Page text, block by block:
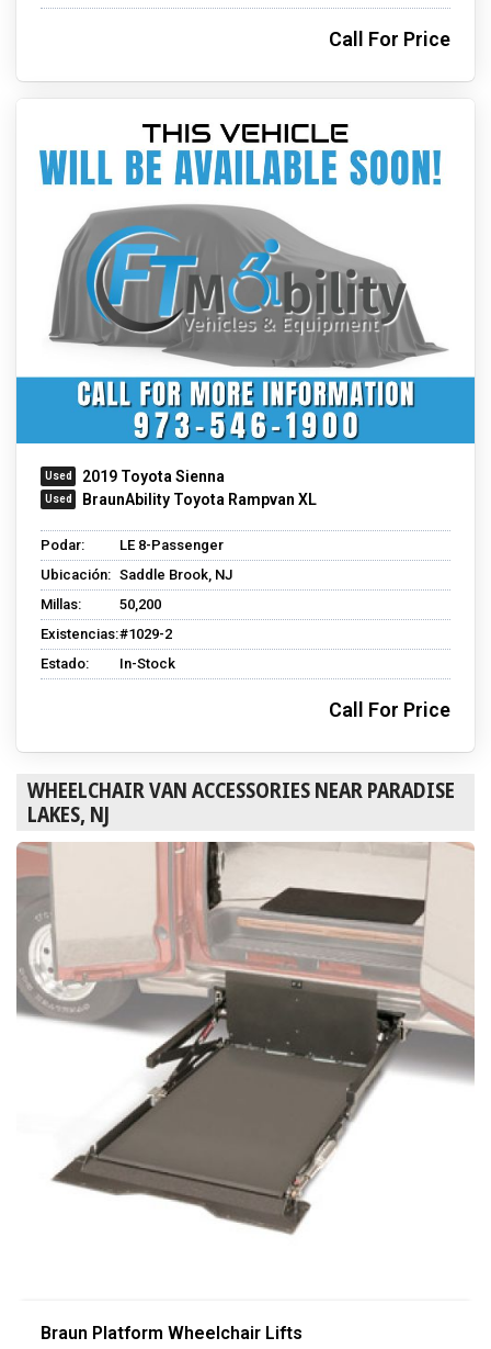
Call For Price
2019 Toyota Sienna
BraunAbility Toyota Rampvan XL
Podar:
LE 8-Passenger
Ubicación: Saddle Brook, NJ
Millas:
50,200
Existencias:#1029-2
Estado:
In-Stock
Call For Price
WHEELCHAIR VAN ACCESSORIES NEAR PARADISE
LAKES, NJ
Braun Platform Wheelchair Lifts